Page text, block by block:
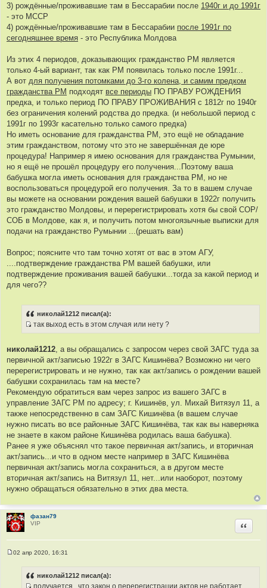
3) рождённые/проживавшие там в Бессарабии после 1940г и до 1991г
- это МССР
4) рождённые/проживавшие там в Бессарабии после 1991г по
сегодняшнее время - это Республика Молдова
Из этих 4 периодов, доказывающих гражданство РМ является
только 4-ый вариант, так как РМ появилась только после 1991г...
А вот для получения потомками до 3-го колена, и самим предком
гражданства РМ подходят все периоды ПО ПРАВУ РОЖДЕНИЯ
предка, и только период ПО ПРАВУ ПРОЖИВАНИЯ с 1812г по 1940г
без ограничения колений родства до предка. (и небольшой период с
1991г по 1993г касательно только самого предка)
Но иметь основание для гражданства РМ, это ещё не обладание
этим гражданством, потому что это не завершённая де юре
процедура! Например я имею основания для гражданства Румынии,
но я ещё не прошёл процедуру его получения...Поэтому ваша
бабушка могла иметь основания для гражданства РМ, но не
воспользоваться процедурой его получения. За то в вашем случае
вы можете на основании рождения вашей бабушки в 1922г получить
это гражданство Молдовы, и перерегистрировать хотя бы свой СОР/
СОБ в Молдове, как я, и получить потом многоязычные выписки для
подачи на гражданство Румынии ...(решать вам)
Вопрос; поясните что там точно хотят от вас в этом АГУ,
....подтверждение гражданства РМ вашей бабушки, или
подтверждение проживания вашей бабушки...тогда за какой период и
для чего??
николай1212 писал(а):
И
т
о
ч
н
и
к
ц
и
т
а
т
ы
так выход есть в этом случая или нету ?
николай1212, а вы обращались с запросом через свой ЗАГС туда за
первичной акт/записью 1922г в ЗАГС Кишинёва? Возможно ни чего
перерегистрировать и не нужно, так как акт/запись о рождении вашей
бабушки сохранилась там на месте?
Рекомендую обратиться вам через запрос из вашего ЗАГС в
управление ЗАГС РМ по адресу; г. Кишинёв, ул. Михай Витязул 11, а
также непосредственно в сам ЗАГС Кишинёва (в вашем случае
нужно писать во все районные ЗАГС Кишинёва, так как вы наверняка
не знаете в каком районе Кишинёва родилась ваша бабушка).
Ранее я уже объяснял что такое первичная акт/запись, и вторичная
акт/запись...и что в одном месте например в ЗАГС Кишинёва
первичная акт/запись могла сохраниться, а в другом месте
вторичная акт/запись на Витязул 11, нет...или наоборот, поэтому
нужно обращаться обязательно в этих два места.
фазан79
VIP
02 апр 2020, 16:31
николай1212 писал(а):